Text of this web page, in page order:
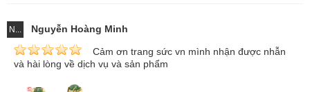
Ý nghĩa của nhẫn nam ngọc cẩm thạch
N... Nguyễn Hoàng Minh
Cảm ơn trang sức vn mình nhận được nhẫn
và hài lòng về dịch vụ và sản phẩm